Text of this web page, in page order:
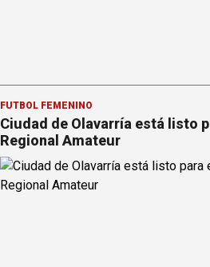
FÚTBOL FEMENINO
Ciudad de Olavarría está listo
Regional Amateur